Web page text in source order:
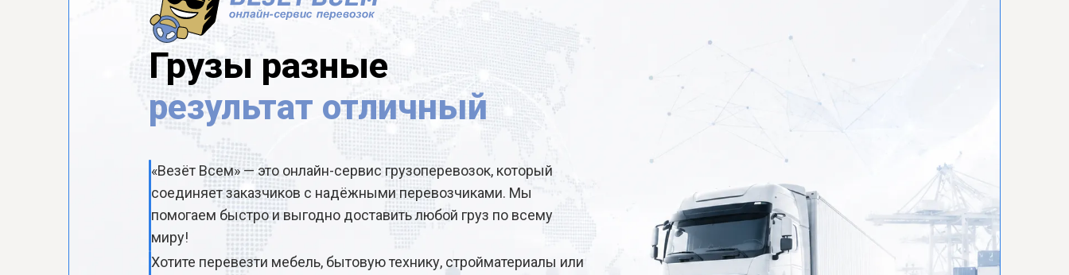
Грузы разные
результат отличный
«Везёт Всем» — это онлайн-сервис грузоперевозок, который
соединяет заказчиков с надёжными перевозчиками. Мы
помогаем быстро и выгодно доставить любой груз по всему
миру!
Хотите перевезти мебель, бытовую технику, стройматериалы или